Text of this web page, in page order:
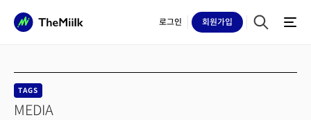
로그인 회원가입
TAGS
MEDIA